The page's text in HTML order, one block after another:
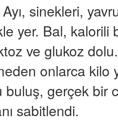
sinekleri,
yer. Bal, kalorili
ve glukoz
onlarca kilo
buluş, gerçek bir
sabitlendi.